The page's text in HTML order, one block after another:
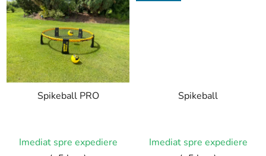
Spikeball PRO
Imediat spre expediere
Spikeball
Imediat spre expediere